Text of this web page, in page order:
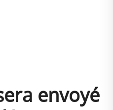
envoyé